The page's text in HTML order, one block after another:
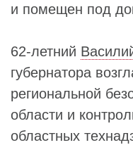
и помещен под
62-летний
губернатора
региональной
области и
областных